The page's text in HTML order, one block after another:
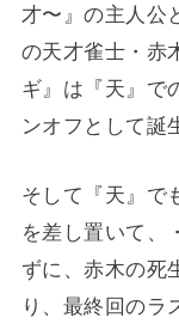
才〜』の主人公
の天才雀士・赤
ギ』は『天』で
ンオフとして誕
そして『天』で
を差し置いて、
ずに、赤木の死
り、最終回のラ